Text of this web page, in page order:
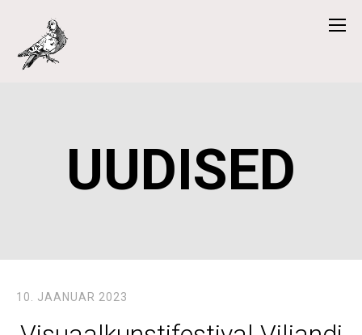
UUDISED
10. JAANUAR 2023